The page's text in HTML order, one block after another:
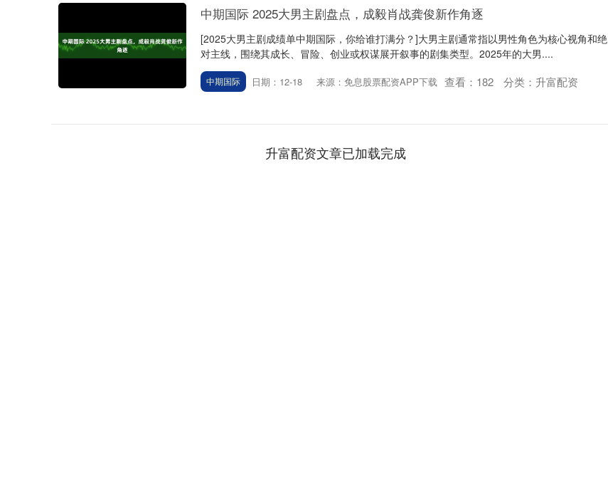
中期国际 2025大男主剧盘点，成毅肖战龚俊新作角逐
[2025大男主剧成绩单中期国际，你给谁打满分？]大男主剧通常指以男性角色为核心视角和绝
对主线，围绕其成长、冒险、创业或权谋展开叙事的剧集类型。2025年的大男....
中期国际 日期：12-18 来源：免息股票配资APP下载 查看： 182 分类： 升富配资
升富配资文章已加载完成